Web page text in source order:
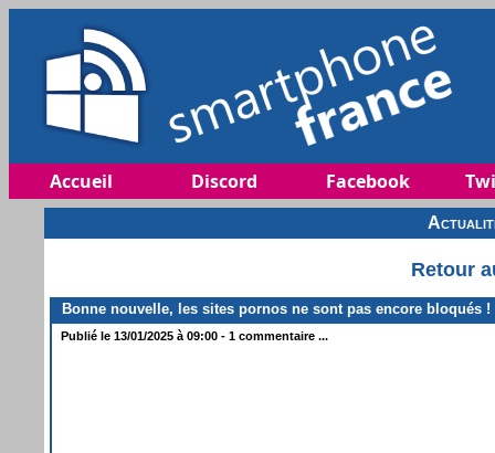
Accueil Discord Facebook
Retour
Bonne nouvelle, les sites pornos ne sont pas encore bloqués !
Publié le 13/01/2025 à 09:00 - 1 commentaire ...